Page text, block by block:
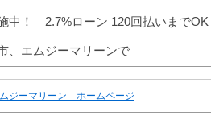
中！ 2.7%ローン 120回払いまでOK
、エムジーマリーンで
ジーマリーン ホームページ